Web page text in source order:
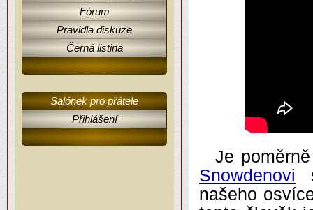
Fórum
Pravidla diskuze
Černá listina
Salónek pro přátele
Přihlášení
Je
Snowdenovi
našeho